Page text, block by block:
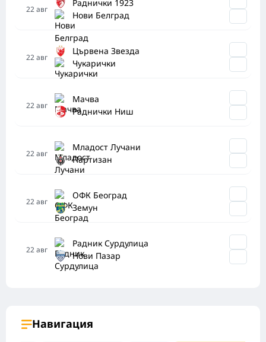
22авг
Раднички 1923
Нови Белград
22авг
Цървена Звезда
Чукарички
22авг
Мачва
Раднички Ниш
22авг
Младост Лучани
Партизан
22авг
ОФК Београд
Земун
22авг
Радник Сурдулица
Нови Пазар
Навигация